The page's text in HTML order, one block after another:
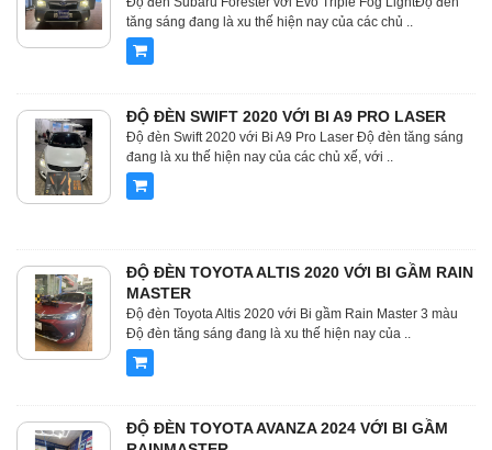
tăng sáng đang là xu thế hiện nay của các chủ ..
ĐỘ ĐÈN SWIFT 2020 VỚI BI A9 PRO LASER
Độ đèn Swift 2020 với Bi A9 Pro Laser Độ đèn tăng sáng
đang là xu thế hiện nay của các chủ xế, với ..
ĐỘ ĐÈN TOYOTA ALTIS 2020 VỚI BI GẦM RAIN
MASTER
Độ đèn Toyota Altis 2020 với Bi gầm Rain Master 3 màu
Độ đèn tăng sáng đang là xu thế hiện nay của ..
ĐỘ ĐÈN TOYOTA AVANZA 2024 VỚI BI GẦM